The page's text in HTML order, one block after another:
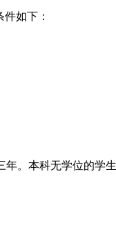
如下：
。本科无学位的学